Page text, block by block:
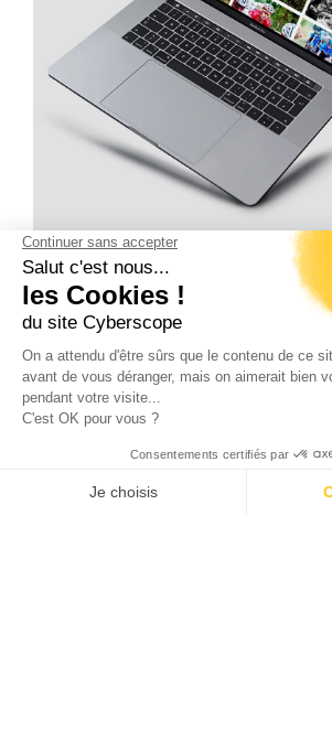
nos réalisations